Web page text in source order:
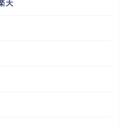
天